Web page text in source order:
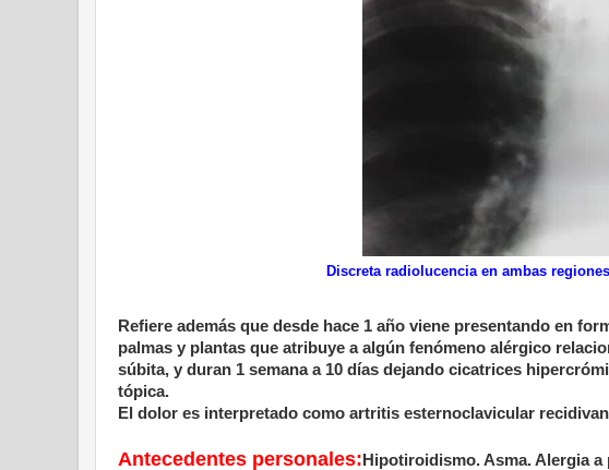
Discreta radiolucencia en ambas
Refiere además que desde hace 1 año viene presentando en
palmas y plantas que atribuye a algún fenómeno alérgico
súbita, y duran 1 semana a 10 días dejando cicatrices
tópica.
El dolor es interpretado como artritis esternoclavicular
Antecedentes personales: Hipotiroidismo. Asma. Alergia